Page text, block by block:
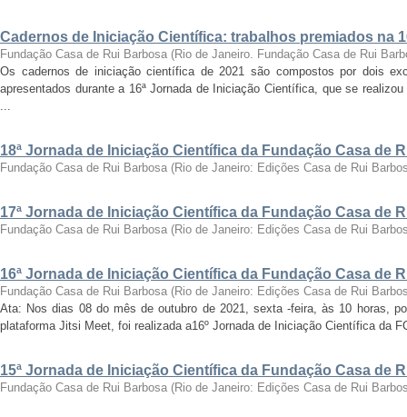
Cadernos de Iniciação Científica: trabalhos premiados na
Fundação Casa de Rui Barbosa (Rio de Janeiro. Fundação Casa de Rui
Os cadernos de iniciação científica de 2021 são compostos por dois
apresentados durante a 16ª Jornada de Iniciação Científica, que se
...
18ª Jornada de Iniciação Científica da Fundação Casa de
Fundação Casa de Rui Barbosa (Rio de Janeiro: Edições Casa de Rui
17ª Jornada de Iniciação Científica da Fundação Casa de
Fundação Casa de Rui Barbosa (Rio de Janeiro: Edições Casa de Rui
16ª Jornada de Iniciação Científica da Fundação Casa de
Fundação Casa de Rui Barbosa (Rio de Janeiro: Edições Casa de Rui
Ata: Nos dias 08 do mês de outubro de 2021, sexta -feira, às 10 horas,
plataforma Jitsi Meet, foi realizada a16º Jornada de Iniciação Científica da
15ª Jornada de Iniciação Científica da Fundação Casa de
Fundação Casa de Rui Barbosa (Rio de Janeiro: Edições Casa de Rui